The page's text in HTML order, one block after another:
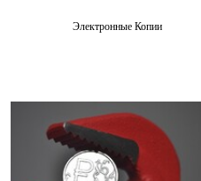
Электронные Копии